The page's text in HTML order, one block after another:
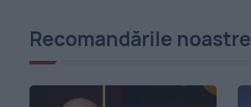
Recomandările noastre